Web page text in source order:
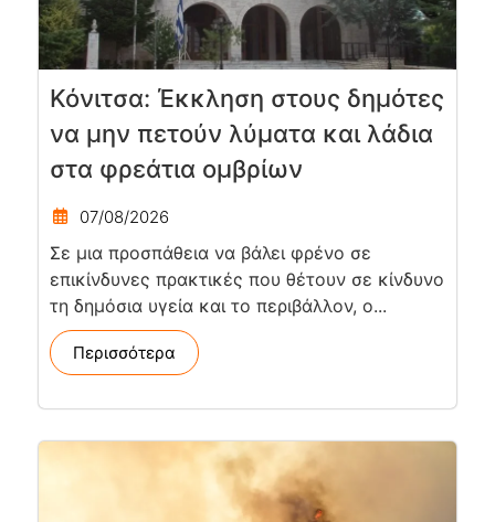
Κόνιτσα: Έκκληση στους δημότες
να μην πετούν λύματα και λάδια
στα φρεάτια ομβρίων
07/08/2026
Σε μια προσπάθεια να βάλει φρένο σε
επικίνδυνες πρακτικές που θέτουν σε κίνδυνο
τη δημόσια υγεία και το περιβάλλον, ο...
Περισσότερα